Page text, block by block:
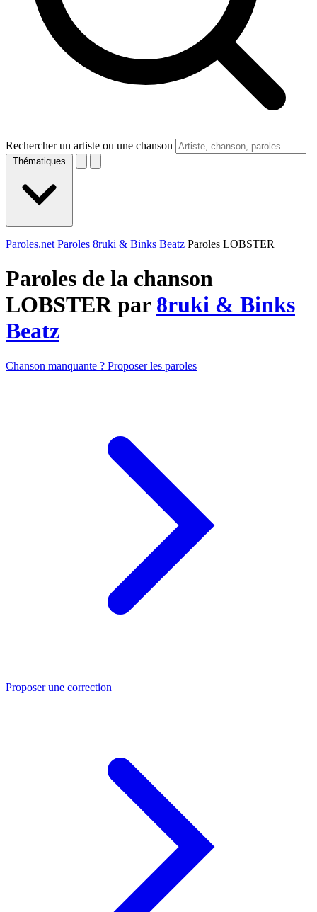
Rechercher un artiste ou une chanson
Thématiques
Paroles.net Paroles 8ruki & Binks Beatz Paroles LOBSTER
Paroles de la chanson
LOBSTER par 8ruki & Binks
Beatz
Chanson manquante ? Proposer les paroles
Proposer une correction